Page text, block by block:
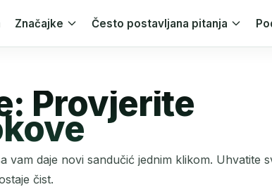
Značajke Često postavljana pitanja
Provjerite
vam daje novi sandučić jednim klikom. Uhvatite
čist.